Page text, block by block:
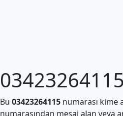
03423264115
Bu 03423264115numarası kime
numarasından mesaj alan veya